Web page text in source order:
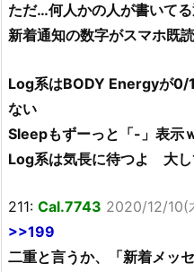
ただ…何人かの人が書いてる
新着通知の数字がスマホ既
Log系はBODY Energyが0/
ない
Sleepもずーっと「-」表示
Log系は気長に待つよ 大し
211: Cal.7743 2020/12/10(
>>199
二重と言うか、「新着メッ